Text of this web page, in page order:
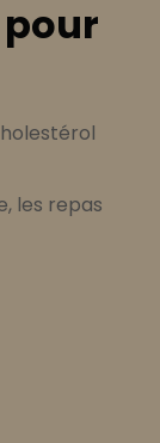
pour
les repas